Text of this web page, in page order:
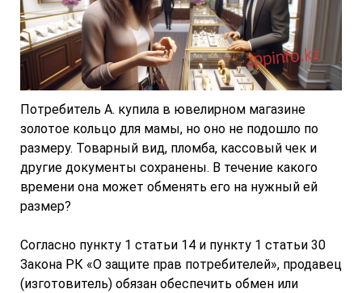
Потребитель А. купила в ювелирном магазине
золотое кольцо для мамы, но оно не подошло по
размеру. Товарный вид, пломба, кассовый чек и
другие документы сохранены. В течение какого
времени она может обменять его на нужный ей
размер?
Согласно пункту 1 статьи 14 и пункту 1 статьи 30
Закона РК «О защите прав потребителей», продавец
(изготовитель) обязан обеспечить обмен или